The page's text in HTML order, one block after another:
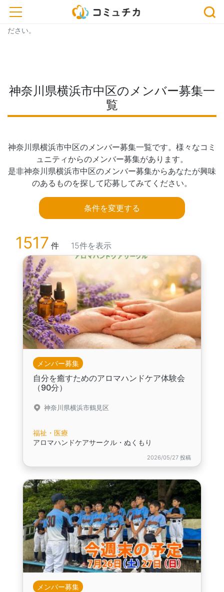
toggle navigation
※開催予定のイベントが中止・延期になっている場合がございま
す。おでかけ、またはお申込みの際は、事前に主催者にご確認く
ださい。
神奈川県横浜市中区のメンバー募集一
覧
神奈川県横浜市中区のメンバー募集一覧です。様々なコミ
ュニティからのメンバー募集があります。
是非神奈川県横浜市中区のメンバー募集からあなたが興味
のあるものを探して応募してみてください。
条件を変更する
1517 件 15件を表示
メンバー募集
自分を癒すためのアロマハンドケア体験会
（90分）
神奈川県横浜市鶴見区
福祉・医療
アロマハンドケアサークル・ぬくもり
2026/05/27 投稿
メンバー募集